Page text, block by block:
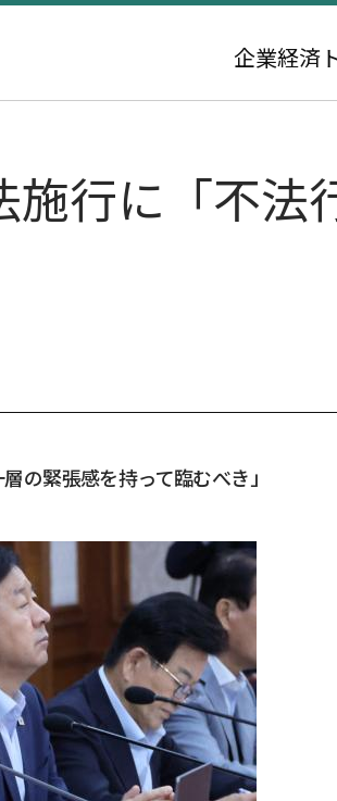
企業経済
行に「不法
の緊張感を持って臨むべき」